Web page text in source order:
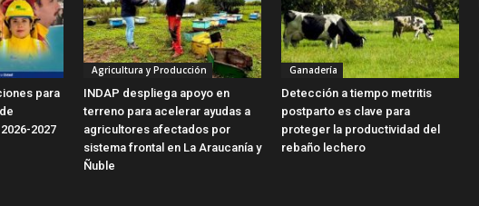
para
2027
Agricultura y Producción
INDAP despliega apoyo en
terreno para acelerar ayudas a
agricultores afectados por
sistema frontal en La Araucanía y
Ñuble
Ganadería
Detección a tiempo metritis
postparto es clave para
proteger la productividad del
rebaño lechero